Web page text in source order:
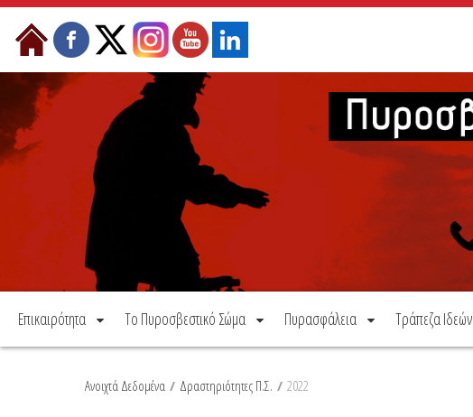
Μετάβαση στο περιεχόμενο
Επικαιρότητα Το Πυροσβεστικό Σώμα Πυρασφάλεια Τράπεζα Ιδεών
Ανοιχτά Δεδομένα / Δραστηριότητες Π.Σ. / 2022